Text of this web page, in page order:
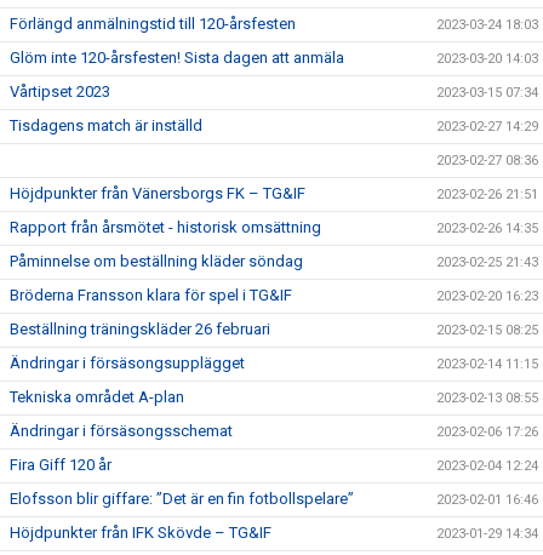
Förlängd anmälningstid till 120-årsfesten 2023-03-24 18:03
Glöm inte 120-årsfesten! Sista dagen att anmäla 2023-03-20 14:03
Vårtipset 2023 2023-03-15 07:34
Tisdagens match är inställd 2023-02-27 14:29
2023-02-27 08:36
Höjdpunkter från Vänersborgs FK – TG&IF 2023-02-26 21:51
Rapport från årsmötet - historisk omsättning 2023-02-26 14:35
Påminnelse om beställning kläder söndag 2023-02-25 21:43
Bröderna Fransson klara för spel i TG&IF 2023-02-20 16:23
Beställning träningskläder 26 februari 2023-02-15 08:25
Ändringar i försäsongsupplägget 2023-02-14 11:15
Tekniska området A-plan 2023-02-13 08:55
Ändringar i försäsongsschemat 2023-02-06 17:26
Fira Giff 120 år 2023-02-04 12:24
Elofsson blir giffare: ”Det är en fin fotbollspelare” 2023-02-01 16:46
Höjdpunkter från IFK Skövde – TG&IF 2023-01-29 14:34